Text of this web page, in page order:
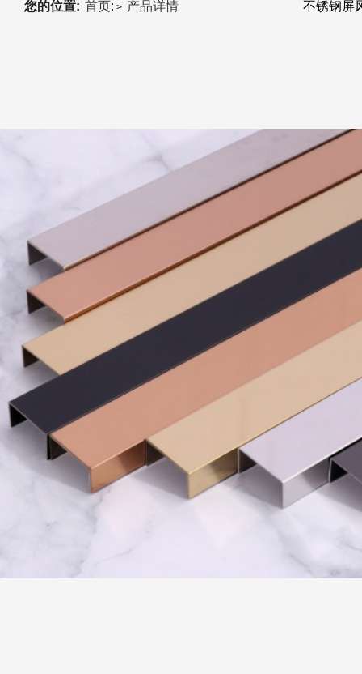
您的位置: 首页: > 产品详情 不锈钢屏